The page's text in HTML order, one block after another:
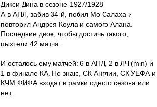
Дикси Дина в сезоне-1927/1928
А в АПЛ, забив 34-й, побил Мо Салаха и
повторил Андрея Коула и самого Алана.
Последние двое, чтобы достичь такого,
пыхтели 42 матча.
И осталось ему матчей: 6 в АПЛ, 2 в ЛЧ (min) и
1 в финале КА. Не знаю, СК Англии, СК УЕФА и
КЧМ ФИФА входят в рамки одного сезона или
нет.